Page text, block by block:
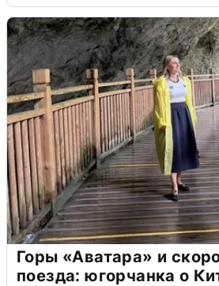
Горы «Аватара» и
поезда: югорчанка о